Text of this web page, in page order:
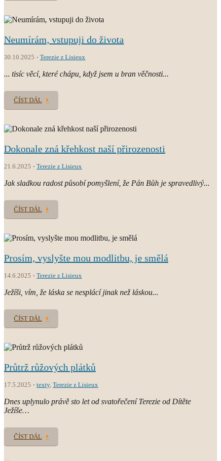
Neumírám, vstupuji do života
30.10.2025 Terezie z Lisieux
... tisíc věcí, které chápu, když jsem u bran věčnosti...
ČÍST DÁL
Dokonale zná křehkost naší přirozenosti
21.6.2025 Terezie z Lisieux
Jak sladkou radost působí pomyšlení, že Pán Bůh je spravedlivý...
ČÍST DÁL
Prosím, vyslyšte mou modlitbu, je smělá
14.6.2025 Terezie z Lisieux
Ježíši, vím, že láska se nesplácí jinak než láskou...
ČÍST DÁL
Průtrž růžových plátků
17.5.2025 texty, Terezie z Lisieux
Dnes uplynulo právě sto let od svatořečení Terezie od Dítěte
Ježíše…
ČÍST DÁL